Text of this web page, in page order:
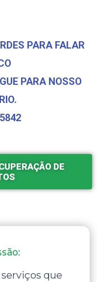
PARA FALAR
PARA NOSSO
DE
serviços que